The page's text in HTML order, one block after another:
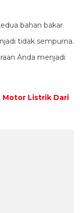
bahan bakar
tidak sempurna.
Anda menjadi
Motor Listrik Dari